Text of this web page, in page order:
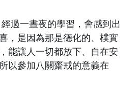
過一晝夜的學習，會感到出
，是因為那是德化的、樸實
能讓人一切都放下、自在安
以參加八關齋戒的意義在